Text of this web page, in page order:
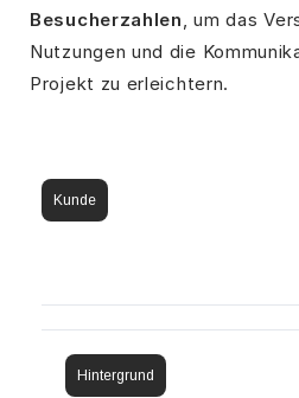
Besucherzahlen , um das
Nutzungen und die
Projekt zu erleichtern.
Kunde
Hintergrund